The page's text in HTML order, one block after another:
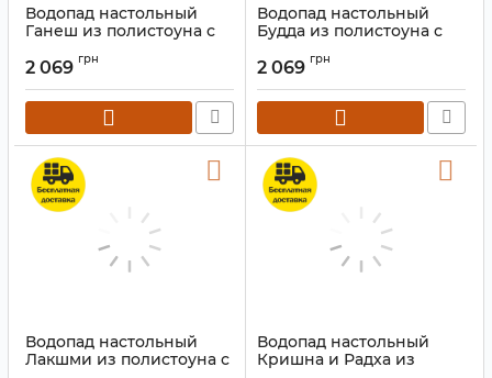
Водопад настольный
Ганеш из полистоуна с
Артикул: 9140248
2 069 грн
Водопад настольный
Будда из полистоуна с
Артикул: 9140232
2 069 грн
Водопад настольный
Лакшми из полистоуна с
Водопад настольный
Кришна и Радха из